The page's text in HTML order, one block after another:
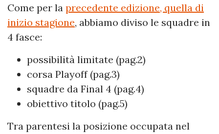
Come per la precedente edizione, quella di
inizio stagione, abbiamo diviso le squadre in
4 fasce:
possibilità limitate (pag.2)
corsa Playoff (pag.3)
squadre da Final 4 (pag.4)
obiettivo titolo (pag.5)
Tra parentesi la posizione occupata nel